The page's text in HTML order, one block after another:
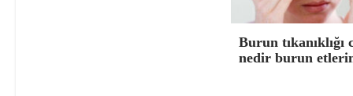
Burun tıkanıklığı
nedir burun